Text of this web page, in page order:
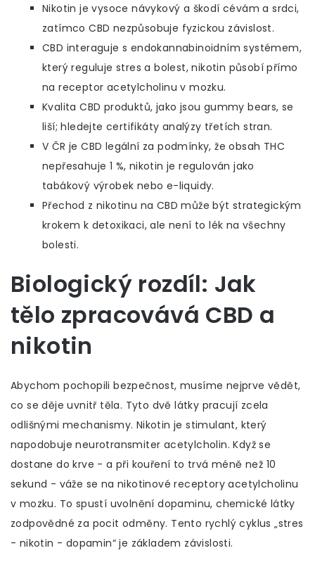
Nikotin je vysoce návykový a škodí cévám a srdci,
zatímco CBD nezpůsobuje fyzickou závislost.
CBD interaguje s endokannabinoidním systémem,
který reguluje stres a bolest, nikotin působí přímo
na receptor acetylcholinu v mozku.
Kvalita CBD produktů, jako jsou gummy bears, se
liší; hledejte certifikáty analýzy třetích stran.
V ČR je CBD legální za podmínky, že obsah THC
nepřesahuje 1 %, nikotin je regulován jako
tabákový výrobek nebo e-liquidy.
Přechod z nikotinu na CBD může být strategickým
krokem k detoxikaci, ale není to lék na všechny
bolesti.
Biologický rozdíl: Jak
tělo zpracovává CBD a
nikotin
Abychom pochopili bezpečnost, musíme nejprve vědět,
co se děje uvnitř těla. Tyto dvě látky pracují zcela
odlišnými mechanismy. Nikotin je stimulant, který
napodobuje neurotransmiter acetylcholin. Když se
dostane do krve - a při kouření to trvá méně než 10
sekund - váže se na nikotinové receptory acetylcholinu
v mozku. To spustí uvolnění dopaminu, chemické látky
zodpovědné za pocit odměny. Tento rychlý cyklus „stres
- nikotin - dopamin“ je základem závislosti.